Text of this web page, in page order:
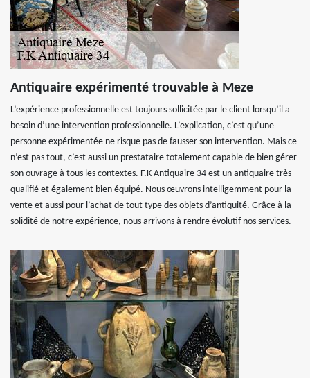
Antiquaire expérimenté trouvable à Meze
L’expérience professionnelle est toujours sollicitée par le client lorsqu’il a
besoin d’une intervention professionnelle. L’explication, c’est qu’une
personne expérimentée ne risque pas de fausser son intervention. Mais ce
n’est pas tout, c’est aussi un prestataire totalement capable de bien gérer
son ouvrage à tous les contextes. F.K Antiquaire 34 est un antiquaire très
qualifié et également bien équipé. Nous œuvrons intelligemment pour la
vente et aussi pour l’achat de tout type des objets d’antiquité. Grâce à la
solidité de notre expérience, nous arrivons à rendre évolutif nos services.